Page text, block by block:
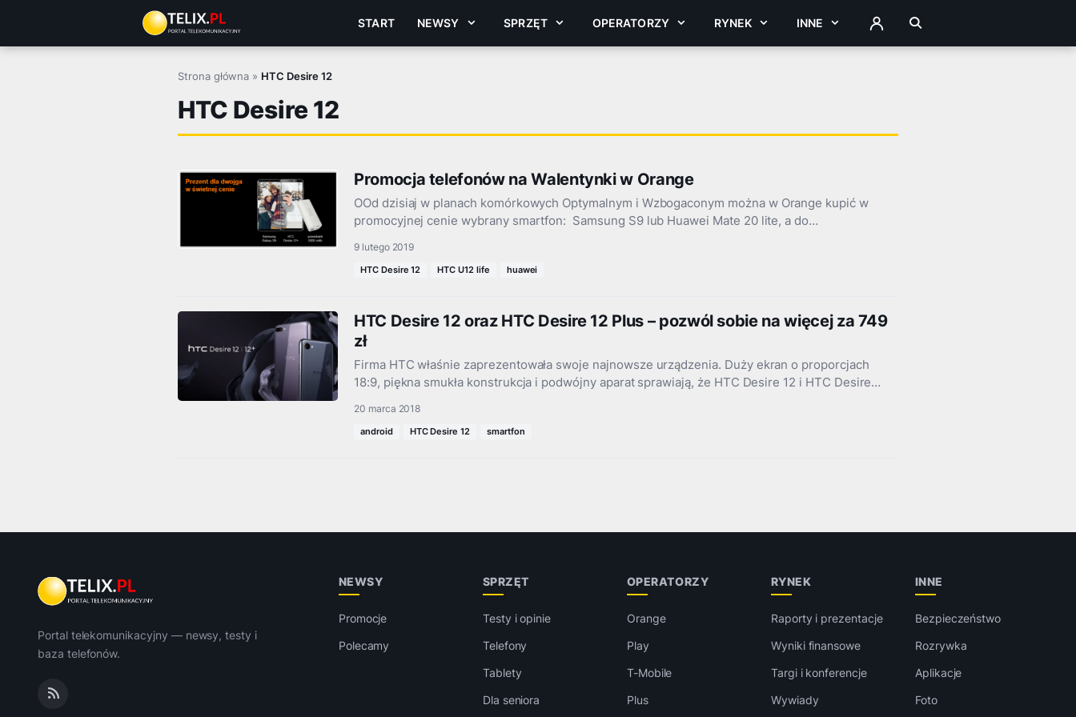
treści
START NEWSY SPRZĘT OPERATORZY RYNEK INNE ZALOGUJ
Strona główna » HTC Desire 12
HTC Desire 12
Promocja telefonów na Walentynki w Orange
OOd dzisiaj w planach komórkowych Optymalnym i Wzbogaconym można w Orange kupić w
promocyjnej cenie wybrany smartfon: Samsung S9 lub Huawei Mate 20 lite, a do…
9 lutego 2019
HTC Desire 12 HTC U12 life huawei
HTC Desire 12 oraz HTC Desire 12 Plus – pozwól sobie na więcej za 749
zł
Firma HTC właśnie zaprezentowała swoje najnowsze urządzenia. Duży ekran o proporcjach
18:9, piękna smukła konstrukcja i podwójny aparat sprawiają, że HTC Desire 12 i HTC Desire…
20 marca 2018
android HTC Desire 12 smartfon
Portal telekomunikacyjny — newsy, testy i
baza telefonów.
NEWSY
Promocje
Polecamy
SPRZĘT
Testy i opinie
Telefony
Tablety
Dla seniora
OPERATORZY
Orange
Play
T-Mobile
Plus
RYNEK
Raporty i prezentacje
Wyniki finansowe
Targi i konferencje
Wywiady
INNE
Bezpieczeństwo
Rozrywka
Aplikacje
Foto